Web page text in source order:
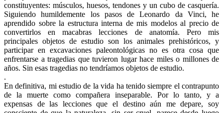
constituyentes: músculos, huesos, tendones y un cubo de casquería.
Siguiendo humildemente los pasos de Leonardo da Vinci, he
aprendido sobre la estructura interna de mis modelos al precio de
convertirlos en macabras lecciones de anatomía. Pero mis
principales objetos de estudio son los animales prehistóricos, y
participar en excavaciones paleontológicas no es otra cosa que
enfrentarse a tragedias que tuvieron lugar hace miles o millones de
años. Sin esas tragedias no tendríamos objetos de estudio.
.
En definitiva, mi estudio de la vida ha tenido siempre el contrapunto
de la muerte como compañera inseparable. Por lo tanto, y a
expensas de las lecciones que el destino aún me depare, soy